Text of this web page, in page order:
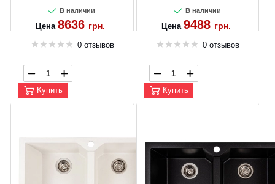
В наличии
Цена 8636 грн.
0 отзывов
Купить
В наличии
Цена 9488 грн.
0 отзывов
Купить